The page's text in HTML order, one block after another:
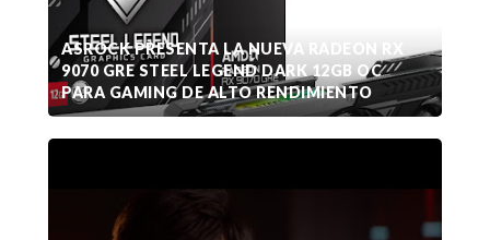
ASROCK PRESENTA LA NUEVA RADEON RX
9070 GRE STEEL LEGEND DARK 12GB OC
PARA GAMING DE ALTO RENDIMIENTO